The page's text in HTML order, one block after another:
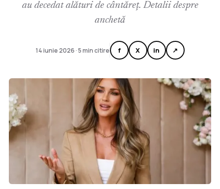
au decedat alături de cântăreț. Detalii despre
anchetă
14 iunie 2026 · 5 min citire f X in ↗